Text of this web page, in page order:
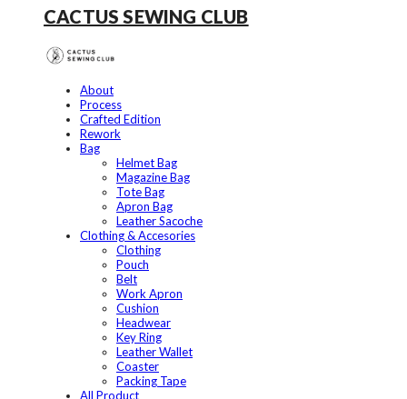
CACTUS SEWING CLUB
About
Process
Crafted Edition
Rework
Bag
Helmet Bag
Magazine Bag
Tote Bag
Apron Bag
Leather Sacoche
Clothing & Accesories
Clothing
Pouch
Belt
Work Apron
Cushion
Headwear
Key Ring
Leather Wallet
Coaster
Packing Tape
All Product